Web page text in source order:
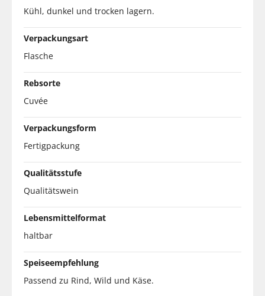
Kühl, dunkel und trocken lagern.
Verpackungsart
Flasche
Rebsorte
Cuvée
Verpackungsform
Fertigpackung
Qualitätsstufe
Qualitätswein
Lebensmittelformat
haltbar
Speiseempfehlung
Passend zu Rind, Wild und Käse.